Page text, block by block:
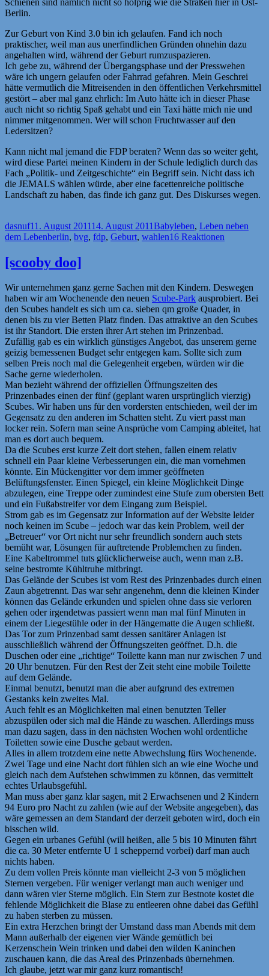
Berlin.
Zur Geburt von Kind 3.0 bin ich gelaufen. Fand ich noch
praktischer, weil man aus unerfindlichen Gründen ohnehin dazu
angehalten wird, während der Geburt rumzuspazieren.
Ich gebe zu, während der Übergangsphase und der Presswehen
wäre ich ungern gelaufen oder Fahrrad gefahren. Mein Geschrei
hätte vermutlich die Mitreisenden in den öffentlichen Verkehrsmittel
gestört – aber mal ganz ehrlich: Im Auto hätte ich in dieser Phase
auch nicht so richtig Spaß gehabt und ein Taxi hätte mich nie und
nimmer mitgenommen. Wer will schon Fruchtwasser auf den
Ledersitzen?
Kann nicht mal jemand die FDP beraten? Wenn das so weiter geht,
wird diese Partei meinen Kindern in der Schule lediglich durch das
Fach „Politik- und Zeitgeschichte“ ein Begriff sein. Nicht dass ich
die JEMALS wählen würde, aber eine facettenreiche politische
Landschaft zu haben, das finde ich ganz gut. Des Diskurses wegen.
Autor
dasnufVeröffentlicht
am
11. August 201114. August 2011Kategorien
Babyleben, Leben neben
dem LebenSchlagwörter
berlin, bvg, fdp, Geburt, wahlen16 Reaktionen
[scooby doo]
Wir unternehmen ganz gerne Sachen mit den Kindern. Deswegen
haben wir am Wochenende den neuen Scube-Park ausprobiert. Bei
den Scubes handelt es sich um ca. sieben qm große Quader, in
denen bis zu vier Betten Platz finden. Das attraktive an den Scubes
ist ihr Standort. Die ersten ihrer Art stehen im Prinzenbad.
Zufällig gab es ein wirklich günstiges Angebot, das unserem gerne
geizig bemessenen Budget sehr entgegen kam. Sollte sich zum
selben Preis noch mal die Gelegenheit ergeben, würden wir die
Sache gerne wiederholen.
Man bezieht während der offiziellen Öffnungszeiten des
Prinzenbades einen der fünf (geplant waren ursprünglich vierzig)
Scubes. Wir haben uns für den vordersten entschieden, weil der im
Gegensatz zu den anderen im Schatten steht. Zu viert passt man
locker rein. Sofern man seine Ansprüche vom Camping ableitet, hat
man es dort auch bequem.
Da die Scubes erst kurze Zeit dort stehen, fallen einem relativ
schnell ein Paar kleine Verbesserungen ein, die man vornehmen
könnte. Ein Mückengitter vor dem immer geöffneten
Belüftungsfenster. Einen Spiegel, ein kleine Möglichkeit Dinge
abzulegen, eine Treppe oder zumindest eine Stufe zum obersten Bett
und ein Fußabstreifer vor dem Eingang zum Beispiel.
Strom gab es im Gegensatz zur Information auf der Website leider
noch keinen im Scube – jedoch war das kein Problem, weil der
„Betreuer“ vor Ort nicht nur sehr freundlich sondern auch stets
bemüht war, Lösungen für auftretende Problemchen zu finden.
Eine Kabeltrommel tuts glücklicherweise auch, wenn man z.B.
seine bestromte Kühltruhe mitbringt.
Das Gelände der Scubes ist vom Rest des Prinzenbades durch einen
Zaun abgetrennt. Das war sehr angenehm, denn die kleinen Kinder
können das Gelände erkunden und spielen ohne dass sie verloren
gehen oder irgendetwas passiert wenn man mal fünf Minuten in
einem der Liegestühle oder in der Hängematte die Augen schließt.
Das Tor zum Prinzenbad samt dessen sanitärer Anlagen ist
ausschließlich während der Öffnungszeiten geöffnet. D.h. die
Duschen oder eine „richtige“ Toilette kann man nur zwischen 7 und
20 Uhr benutzen. Für den Rest der Zeit steht eine mobile Toilette
auf dem Gelände.
Einmal benutzt, benutzt man die aber aufgrund des extremen
Gestanks kein zweites Mal.
Auch fehlt es an Möglichkeiten mal einen benutzten Teller
abzuspülen oder sich mal die Hände zu waschen. Allerdings muss
man dazu sagen, dass in den nächsten Wochen wohl ordentliche
Toiletten sowie eine Dusche gebaut werden.
Alles in allem trotzdem eine nette Abwechslung fürs Wochenende.
Zwei Tage und eine Nacht dort fühlen sich an wie eine Woche und
gleich nach dem Aufstehen schwimmen zu können, das vermittelt
echtes Urlaubsgefühl.
Man muss aber ganz klar sagen, mit 2 Erwachsenen und 2 Kindern
94 Euro pro Nacht zu zahlen (wie auf der Website angegeben), das
wäre gemessen an dem Standard der derzeit geboten wird, doch ein
bisschen wild.
Gegen ein urbanes Gefühl (will heißen, alle 5 bis 10 Minuten fährt
die ca. 30 Meter entfernte U 1 scheppernd vorbei) darf man auch
nichts haben.
Zu dem vollen Preis könnte man vielleicht 2-3 von 5 möglichen
Sternen vergeben. Für weniger verlangt man auch weniger und
dann wären vier Sterne möglich. Ein Stern zur Bestnote kostet die
fehlende Möglichkeit die Blase zu entleeren ohne dabei das Gefühl
zu haben sterben zu müssen.
Ein extra Herzchen bringt der Umstand dass man Abends mit dem
Mann außerhalb der eigenen vier Wände gemütlich bei
Kerzenschein Wein trinken und dabei den wilden Kaninchen
zuschauen kann, die das Areal des Prinzenbads übernehmen.
Ich glaube, jetzt war mir ganz kurz romantisch!